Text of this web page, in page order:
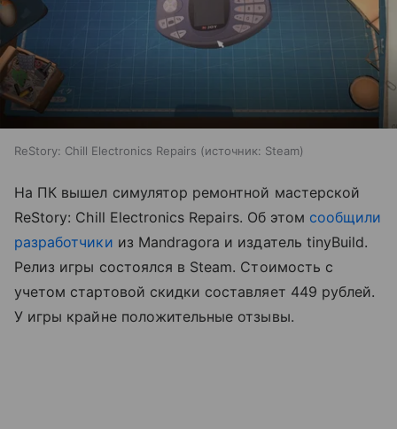
ReStory: Chill Electronics Repairs источник: Steam
На ПК вышел симулятор ремонтной мастерской
ReStory: Chill Electronics Repairs. Об этом сообщили
разработчики из Mandragora и издатель tinyBuild.
Релиз игры состоялся в Steam. Стоимость с
учетом стартовой скидки составляет 449 рублей.
У игры крайне положительные отзывы.